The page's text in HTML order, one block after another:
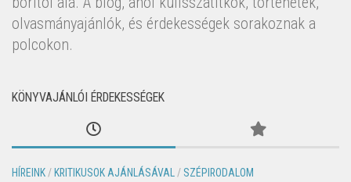
olvasmányajánlók, és érdekességek sorakoznak a
polcokon.
KÖNYVAJÁNLÓI ÉRDEKESSÉGEK
HÍREINK / KRITIKUSOK AJÁNLÁSÁVAL / SZÉPIRODALOM